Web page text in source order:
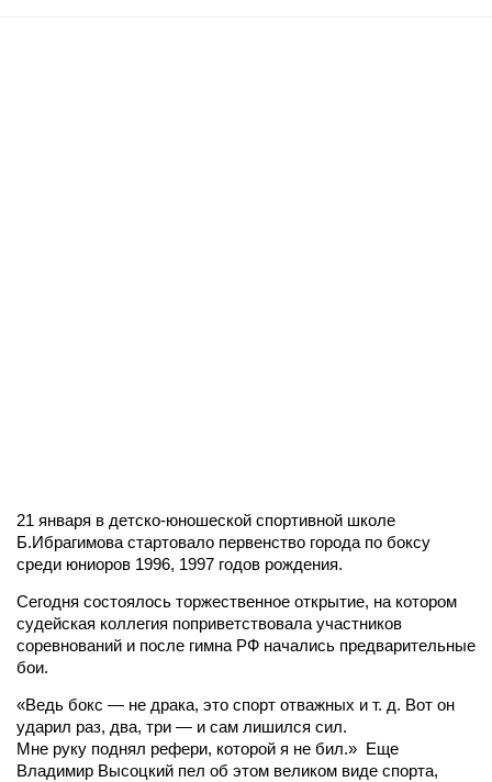
21 января в детско-юношеской спортивной школе
Б.Ибрагимова стартовало первенство города по боксу
среди юниоров 1996, 1997 годов рождения.
Сегодня состоялось торжественное открытие, на котором
судейская коллегия поприветствовала участников
соревнований и после гимна РФ начались предварительные
бои.
«Ведь бокс — не драка, это спорт отважных и т. д. Вот он
ударил раз, два, три — и сам лишился сил.
Мне руку поднял рефери, которой я не бил.» Еще
Владимир Высоцкий пел об этом великом виде спорта,